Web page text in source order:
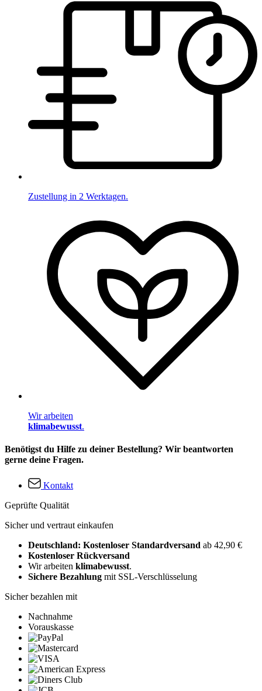
Zustellung in 2 Werktagen.
Wir arbeiten
klimabewusst.
Benötigst du Hilfe zu deiner Bestellung? Wir beantworten
gerne deine Fragen.
Kontakt
Geprüfte Qualität
Sicher und vertraut einkaufen
Deutschland: Kostenloser Standardversand ab 42,90 €
Kostenloser Rückversand
Wir arbeiten klimabewusst.
Sichere Bezahlung mit SSL-Verschlüsselung
Sicher bezahlen mit
Nachnahme
Vorauskasse